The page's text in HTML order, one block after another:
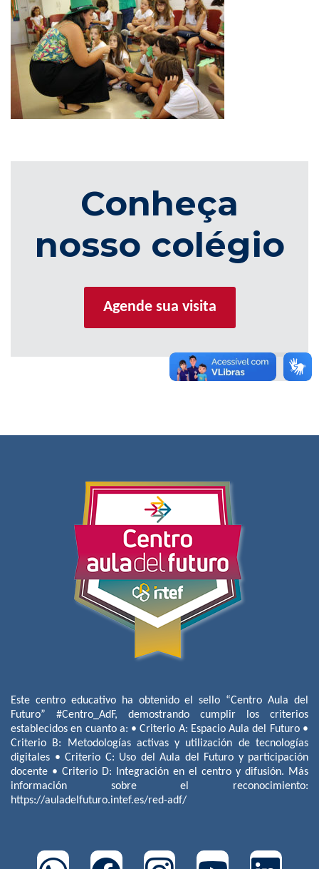
Conheça
nosso colégio
Agende sua visita
Este centro educativo ha obtenido el sello “Centro Aula del
Futuro” #Centro_AdF, demostrando cumplir los criterios
establecidos en cuanto a: • Criterio A: Espacio Aula del Futuro •
Criterio B: Metodologías activas y utilización de tecnologías
digitales • Criterio C: Uso del Aula del Futuro y participación
docente • Criterio D: Integración en el centro y difusión. Más
información sobre el reconocimiento:
https://auladelfuturo.intef.es/red-adf/